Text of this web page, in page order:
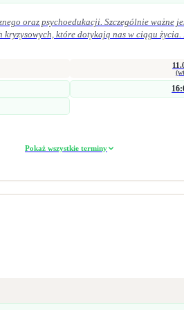
oraz psychoedukacji. Szczególnie ważne
które dotykają nas w ciągu
krótkoterminowo (interwencyjnie),
straty i żałoby problemy emocjonalne
Pokaż wszystkie terminy